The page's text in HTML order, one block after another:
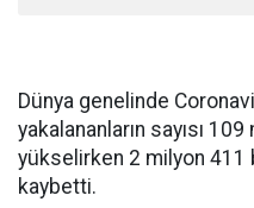
Dünya genelinde
yakalananların sayısı
yükselirken 2 milyon 411
kaybetti.